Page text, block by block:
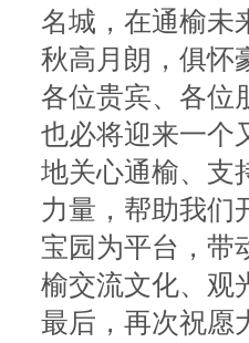
名城，在通榆未
秋高月朗，俱怀
各位贵宾、各位
也必将迎来一个
地关心通榆、支
力量，帮助我们
宝园为平台，带
榆交流文化、观
最后，再次祝愿